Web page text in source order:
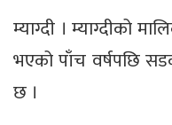
म्याग्दी । म्याग्दीको
भएको पाँच वर्षपछि
छ ।